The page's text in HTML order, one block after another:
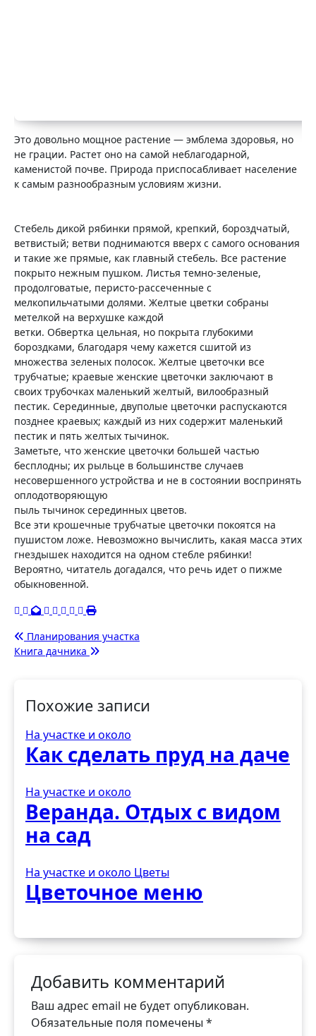
Это довольно мощное растение — эмблема здоровья, но
не грации. Растет оно на самой неблагодарной,
каменистой почве. Природа приспосабливает население
к самым разнообразным условиям жизни.
Стебель дикой рябинки прямой, крепкий, бороздчатый,
ветвистый; ветви поднимаются вверх с самого основания
и такие же прямые, как главный стебель. Все растение
покрыто нежным пушком. Листья темно-зеленые,
продолговатые, перисто-рассеченные с
мелкопильчатыми долями. Желтые цветки собраны
метелкой на верхушке каждой
ветки. Обвертка цельная, но покрыта глубокими
бороздками, благодаря чему кажется сшитой из
множества зеленых полосок. Желтые цветочки все
трубчатые; краевые женские цветочки заключают в
своих трубочках маленький желтый, вилообразный
пестик. Серединные, двуполые цветочки распускаются
позднее краевых; каждый из них содержит маленький
пестик и пять желтых тычинок.
Заметьте, что женские цветочки большей частью
бесплодны; их рыльце в большинстве случаев
несовершенного устройства и не в состоянии воспринять
оплодотворяющую
пыль тычинок серединных цветов.
Все эти крошечные трубчатые цветочки покоятся на
пушистом ложе. Невозможно вычислить, какая масса этих
гнездышек находится на одном стебле рябинки!
Вероятно, читатель догадался, что речь идет о пижме
обыкновенной.
Навигация
по
Планирования участка
Книга дачника
Похожие записи
На участке и около
Как сделать пруд на даче
На участке и около
Веранда. Отдых с видом
на сад
На участке и около Цветы
Цветочное меню
Добавить комментарий
Ваш адрес email не будет опубликован.
Обязательные поля помечены *